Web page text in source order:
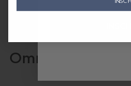
Terugbetalingen
Omruilen